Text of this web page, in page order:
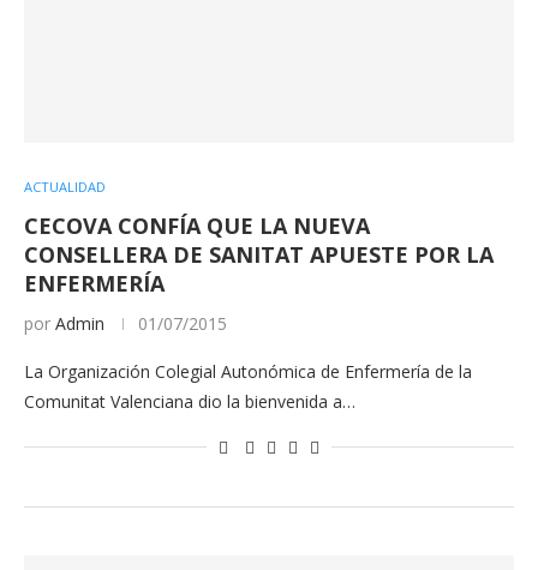
ACTUALIDAD
CECOVA CONFÍA QUE LA NUEVA
CONSELLERA DE SANITAT APUESTE POR LA
ENFERMERÍA
por Admin 01/07/2015
La Organización Colegial Autonómica de Enfermería de la
Comunitat Valenciana dio la bienvenida a…